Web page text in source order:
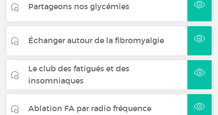
Partageons nos glycémies
Échanger autour de la fibromyalgie
Le club des fatigués et des
insomniaques
Ablation FA par radio fréquence